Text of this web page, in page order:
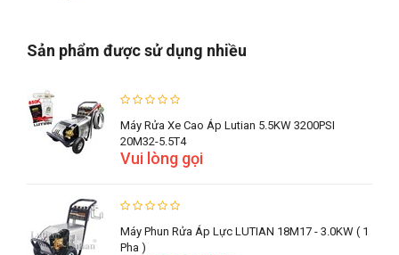
Sản phẩm được sử dụng nhiều
Máy Rửa Xe Cao Áp Lutian 5.5KW 3200PSI
20M32-5.5T4
Vui lòng gọi
Máy Phun Rửa Áp Lực LUTIAN 18M17 - 3.0KW ( 1
Pha )